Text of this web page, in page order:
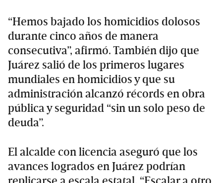
“Hemos bajado los homicidios dolosos
durante cinco años de manera
consecutiva”, afirmó. También dijo que
Juárez salió de los primeros lugares
mundiales en homicidios y que su
administración alcanzó récords en obra
pública y seguridad “sin un solo peso de
deuda”.
El alcalde con licencia aseguró que los
avances logrados en Juárez podrían